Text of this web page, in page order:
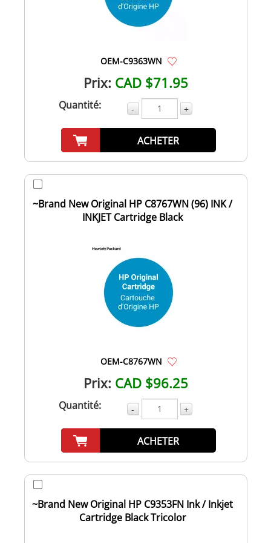
OEM-C9363WN
Prix: CAD $71.95
Quantité: - +
ACHETER
~Brand New Original HP C8767WN (96) INK /
INKJET Cartridge Black
OEM-C8767WN
Prix: CAD $96.25
Quantité: - +
ACHETER
~Brand New Original HP C9353FN Ink / Inkjet
Cartridge Black Tricolor